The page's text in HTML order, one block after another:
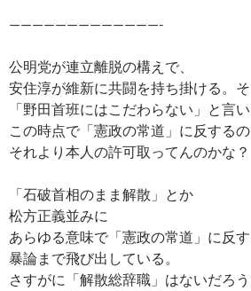
—————————————-
公明党が連立離脱の構えで、
安住淳が維新に共闘を持ち掛ける。
「野田首班にはこだわらない」と言い
この時点で「憲政の常道」に反するの
それより本人の許可取ってんのかな？
「石破首相のまま解散」とか
松方正義並みに
あらゆる意味で「憲政の常道」に反
暴論まで飛び出している。
さすがに「解散総辞職」はないだろう